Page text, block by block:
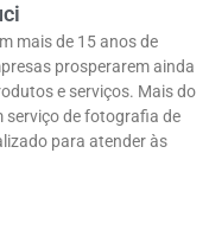
mais de 15 anos de
prosperarem ainda
e serviços. Mais do
serviço de fotografia de
para atender às